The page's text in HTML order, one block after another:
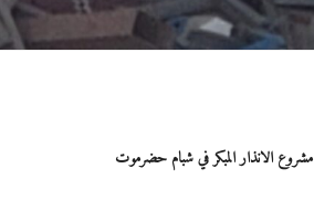
مشروع الانذار المبكر في شبام حضرموت